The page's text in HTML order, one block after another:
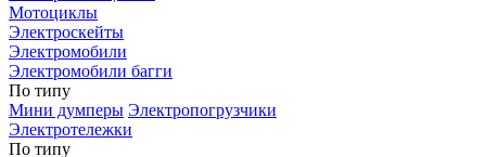
Мотоциклы
Электроскейты
Электромобили
Электромобили багги
По типу
Мини думперы Электропогрузчики
Электротележки
По типу